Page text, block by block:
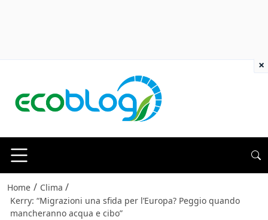
Home / Clima /
Kerry: “Migrazioni una sfida per l’Europa? Peggio quando
mancheranno acqua e cibo”
×